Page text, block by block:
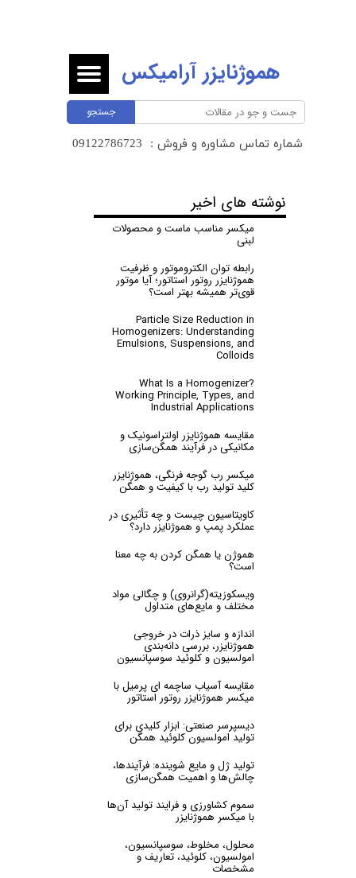
جستجو
هموژنایزر آرامیکس
شماره تماس مشاوره و فروش :
نوشته های اخیر
میکسر مناسب ماست و محصولات
لبنی
رابطه توان الکتروموتور و ظرفیت
هموژنایزر روتور استاتور؛ آیا موتور
قوی‌تر همیشه بهتر است؟
Particle Size Reduction in
Homogenizers: Understanding
Emulsions, Suspensions, and
Colloids
What Is a Homogenizer?
Working Principle, Types, and
Industrial Applications
مقایسه‌ هموژنایزر اولتراسونیک و
مکانیکی در فرآیند همگن‌سازی
میکسر رب گوجه فرنگی، هموژنایزر
کلید تولید رب با کیفیت و همگن
کاویتاسیون چیست و چه تأثیری در
عملکرد پمپ‌ و هموژنایزر دارد؟
هموژن یا همگن کردن به چه معنا
است؟
ویسکوزیته(گرانروی) و چگالی مواد
مختلف و مایع‌های متداول
اندازه و سایز ذرات در خروجی
هموژنایزر، بررسی دانه‌بندی
امولسیون و کلوئید سوسپانسیون
مقایسه آسیاب ساچمه ای پرمیل با
میکسر هموژنایزر روتور استاتور
دیسپرسر صنعتی: ابزار کلیدی برای
تولید امولسیون کلوئید همگن
تولید ژل و مایع شوینده: فرآیندها،
چالش‌ها و اهمیت همگن‌سازی
سموم کشاورزی و فرایند تولید آن‌ها
با میکسر هموژنایزر
محلول، مخلوط، سوسپانسیون،
امولسیون، کلوئید، تعاریف و
مشخصات